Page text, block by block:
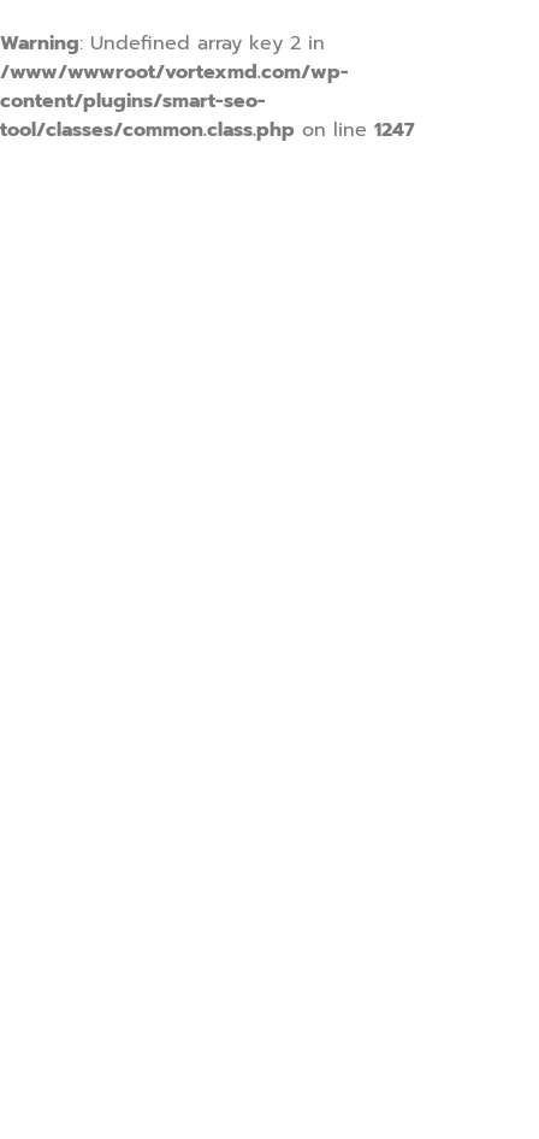
Warning: Undefined array key 2 in
/www/wwwroot/vortexmd.com/wp-
content/plugins/smart-seo-
tool/classes/common.class.php on line 1247